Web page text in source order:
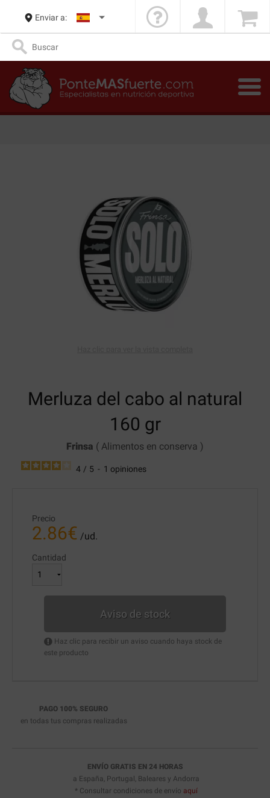
Enviar a:
Merluza del cabo al natural
160 gr
Frinsa ( Alimentos en conserva )
4 / 5 - 1 opiniones
Precio
2.86€ /ud.
Cantidad
Aviso de stock
Haz clic para recibir un aviso cuando haya stock de
este producto
PAGO 100% SEGURO
en todas tus compras realizadas
ENVÍO GRATIS EN 24 HORAS
a España, Portugal, Baleares y Andorra
* Consultar condiciones de envío aquí